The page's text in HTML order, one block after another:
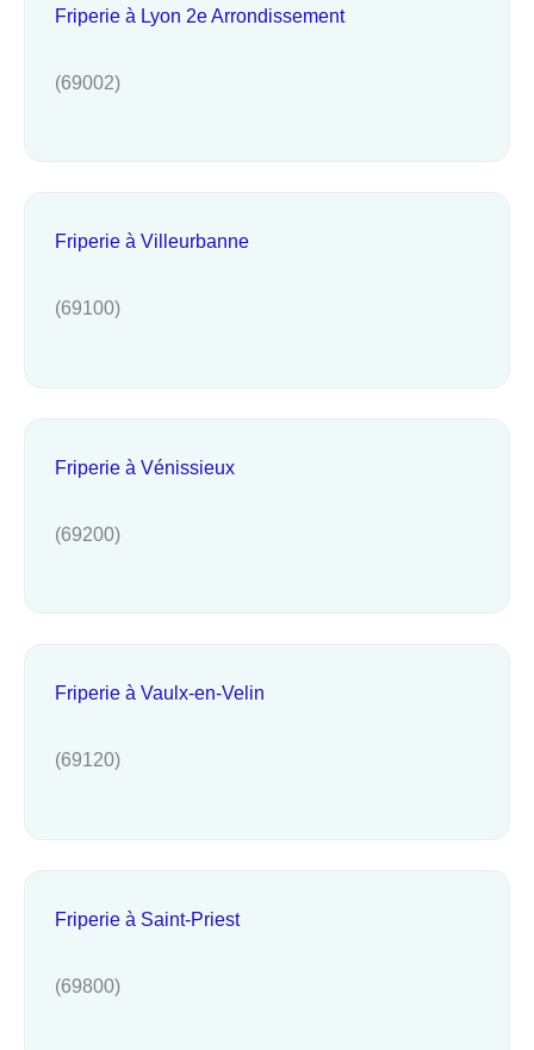
Friperie à Lyon 2e Arrondissement
(69002)
Friperie à Villeurbanne
(69100)
Friperie à Vénissieux
(69200)
Friperie à Vaulx-en-Velin
(69120)
Friperie à Saint-Priest
(69800)